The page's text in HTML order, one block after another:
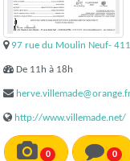
97 rue du Moulin Neuf-
De 11h à 18h
http://www.villemade.net/
0 0